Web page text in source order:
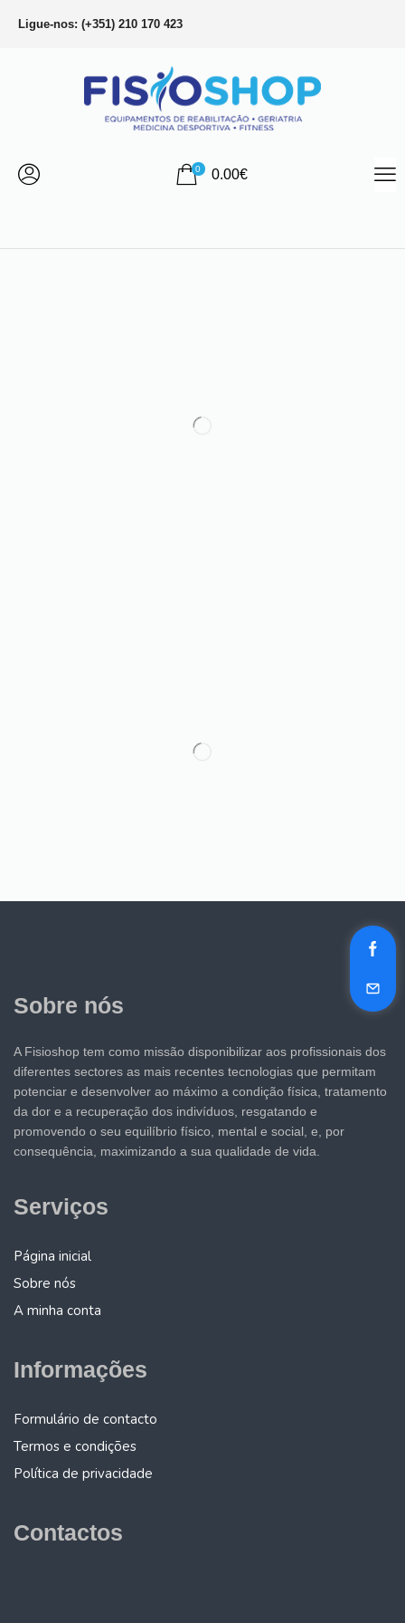
Ligue-nos: (+351) 210 170 423
0 0.00€
Sobre nós
A Fisioshop tem como missão disponibilizar aos profissionais dos
diferentes sectores as mais recentes tecnologias que permitam
potenciar e desenvolver ao máximo a condição física, tratamento
da dor e a recuperação dos indivíduos, resgatando e
promovendo o seu equilíbrio físico, mental e social, e, por
consequência, maximizando a sua qualidade de vida.
Serviços
Página inicial
Sobre nós
A minha conta
Informações
Formulário de contacto
Termos e condições
Política de privacidade
Contactos